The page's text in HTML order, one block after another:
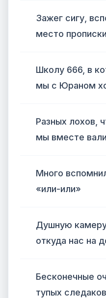
Зажег сигу,
место прописки
Школу 666, в
мы с Юраном
Разных лохов,
мы вместе
Много
«или-или»
Душную
откуда нас на
Бесконечные
тупых